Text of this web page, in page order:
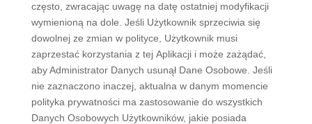
często, zwracając uwagę na datę ostatniej modyfikacji
wymienioną na dole. Jeśli Użytkownik sprzeciwia się
dowolnej ze zmian w polityce, Użytkownik musi
zaprzestać korzystania z tej Aplikacji i może zażądać,
aby Administrator Danych usunął Dane Osobowe. Jeśli
nie zaznaczono inaczej, aktualna w danym momencie
polityka prywatności ma zastosowanie do wszystkich
Danych Osobowych Użytkowników, jakie posiada